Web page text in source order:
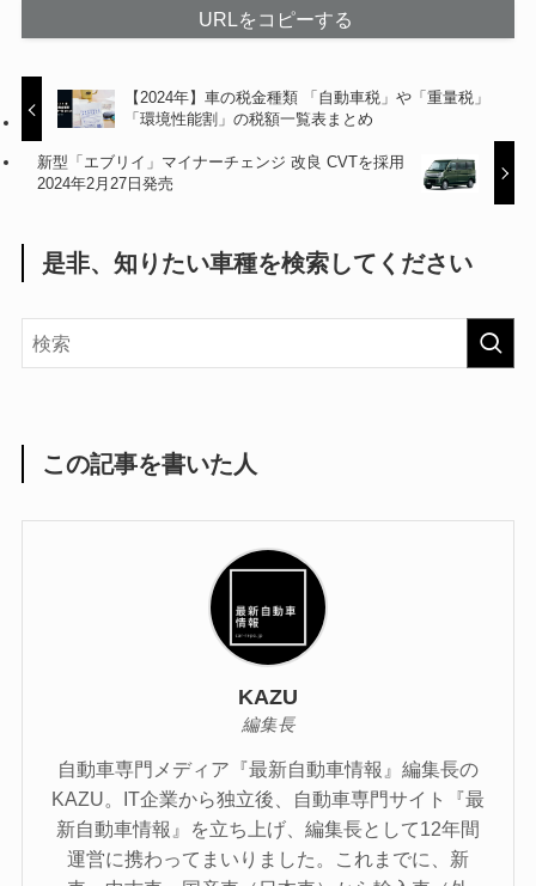
URLをコピーする
【2024年】車の税金種類 「自動車税」や「重量税」
「環境性能割」の税額一覧表まとめ
新型「エブリイ」マイナーチェンジ 改良 CVTを採用
2024年2月27日発売
是非、知りたい車種を検索してください
この記事を書いた人
KAZU
編集長
自動車専門メディア『最新自動車情報』編集長の
KAZU。IT企業から独立後、自動車専門サイト『最
新自動車情報』を立ち上げ、編集長として12年間
運営に携わってまいりました。これまでに、新